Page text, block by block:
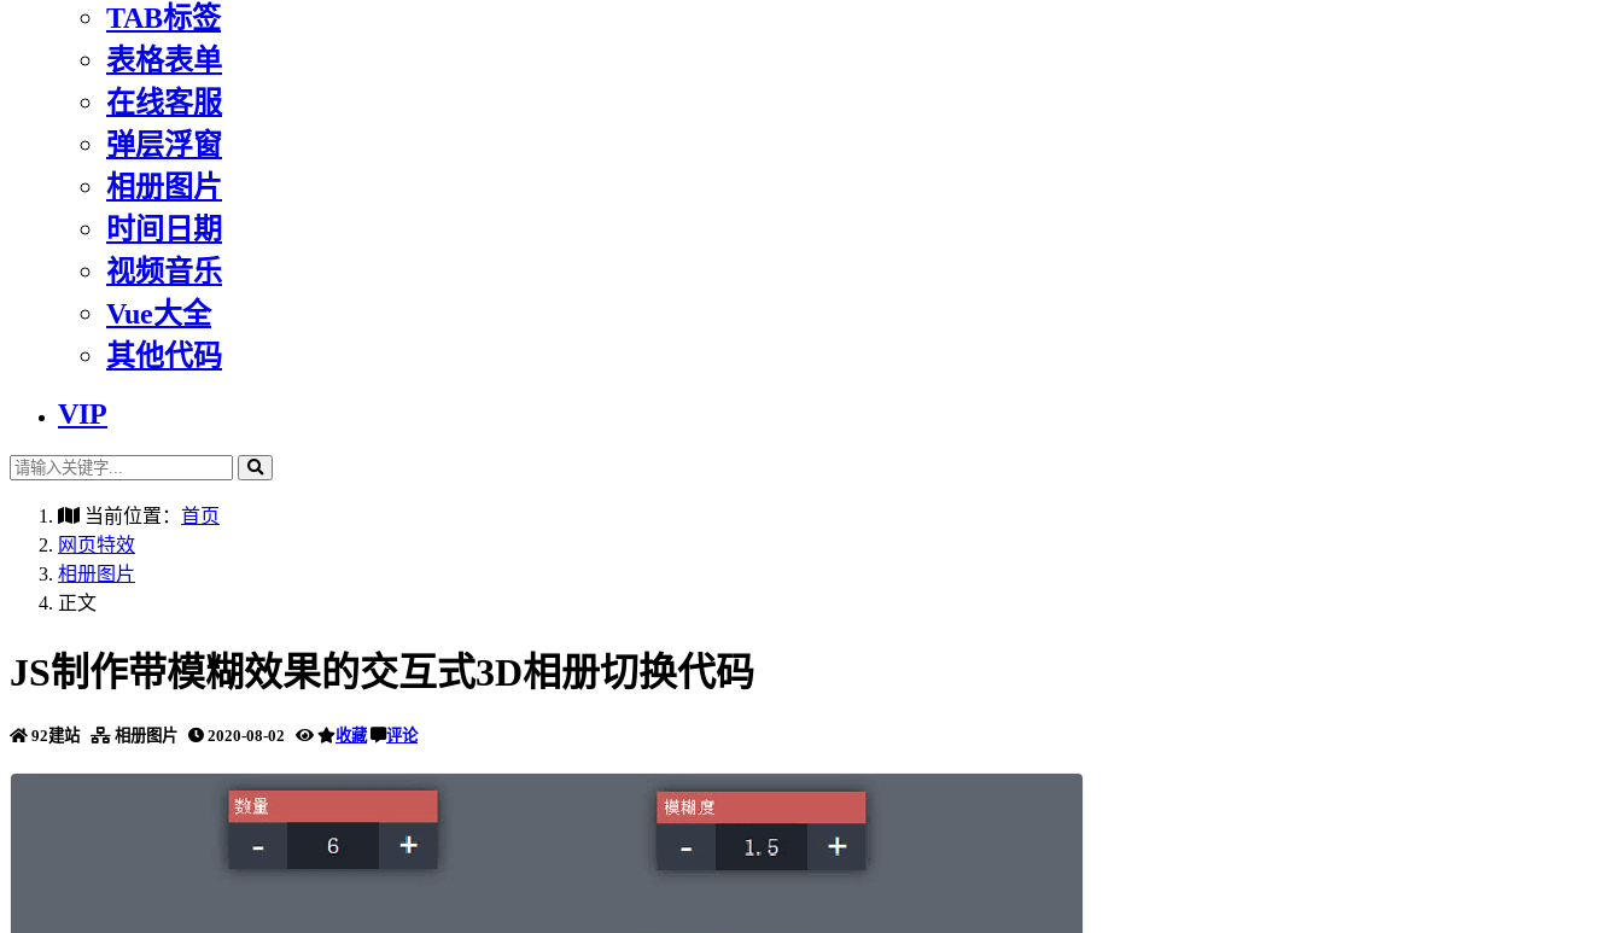
TAB标签
表格表单
在线客服
弹层浮窗
相册图片
时间日期
视频音乐
Vue大全
其他代码
VIP
当前位置： 首页
网页特效
相册图片
正文
JS制作带模糊效果的交互式3D相册切换代码
92建站 相册图片 2020-08-02 收藏 评论